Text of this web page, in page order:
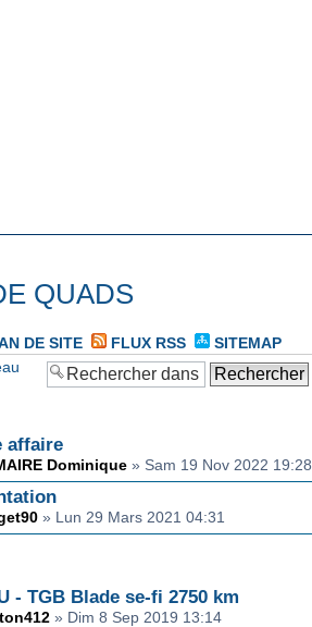
QUADS
DE SITE FLUX RSS SITEMAP
affaire
Dominique » Sam 19 Nov 2022 19:28
» Lun 29 Mars 2021 04:31
- TGB Blade se-fi 2750 km
» Dim 8 Sep 2019 13:14